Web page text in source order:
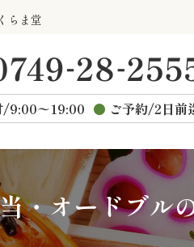
らま堂
/9:00〜19:00 ご予約/2日前
・オードブル
種類から選ぶ